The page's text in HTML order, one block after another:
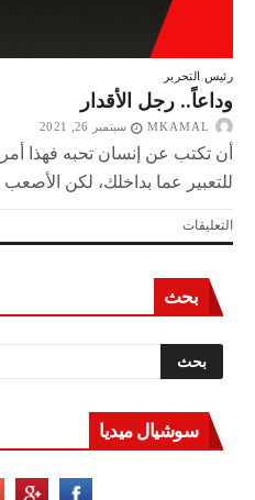
رئيس التحرير
وداعاً.. رجل الأقدار
MKAMAL سبتمبر 26, 2021
أن تكتب عن إنسان تحبه فهذا
للتعبير عما بداخلك، لكن الأصعب
التعليقاتعلى
وداعاً..
مغلقة
بحث
سوشيال ميديا